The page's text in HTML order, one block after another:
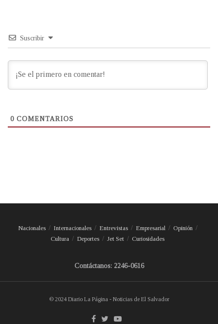
Suscribir
0 COMENTARIOS
Nacionales Internacionales Entrevistas Empresarial
Opinión
Cultura
Deportes Jet Set Curiosidades
Contáctanos: 2246-0616
© 2024 Diario La Página - Noticias de El Salvador